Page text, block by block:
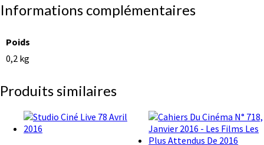
Informations complémentaires
Poids
0,2 kg
Produits similaires